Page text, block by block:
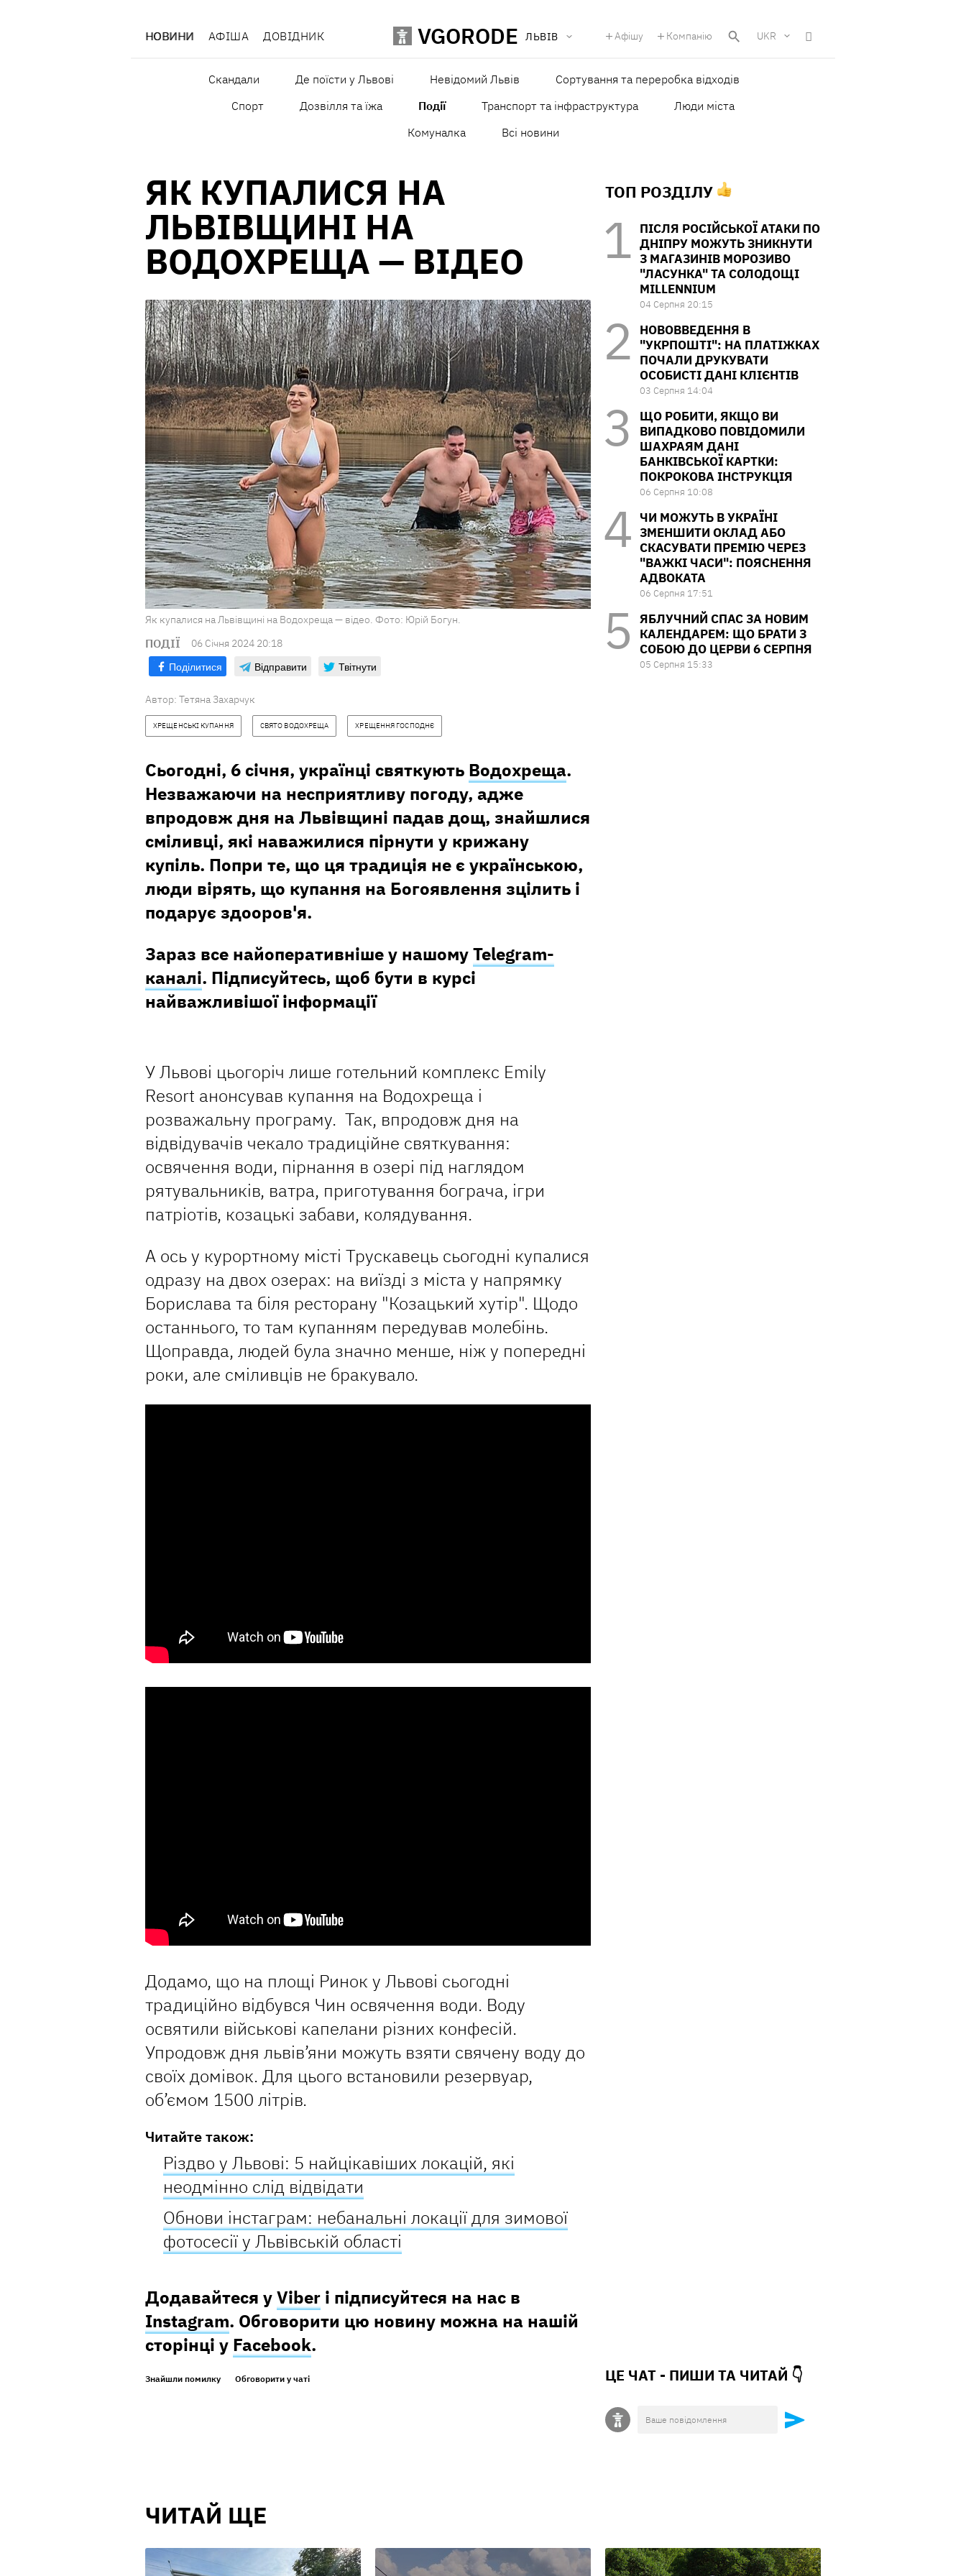
НОВИНИ АФІША ДОВІДНИК VGORODE ЛЬВІВ Афішу Компанію UKR
Скандали Де поїсти у Львові Невідомий Львів
Сортування та переробка відходів
Спорт
Дозвілля та їжа Події Транспорт та інфраструктура
Люди міста
Комуналка
Всі новини
ЯК КУПАЛИСЯ НА
ЛЬВІВЩИНІ НА
ВОДОХРЕЩА — ВІДЕО
Як купалися на Львівщині на Водохреща — відео. Фото: Юрій Богун.
ПОДІЇ 06 Сiчня 2024 20:18
Поділитися Відправити Твітнути
Автор: Тетяна Захарчук
ХРЕЩЕНСЬКІ КУПАННЯ СВЯТО ВОДОХРЕЩА ХРЕЩЕННЯ ГОСПОДНЄ
Сьогодні, 6 січня, українці святкують Водохреща.
Незважаючи на несприятливу погоду, адже
впродовж дня на Львівщині падав дощ, знайшлися
сміливці, які наважилися пірнути у крижану
купіль. Попри те, що ця традиція не є українською,
люди вірять, що купання на Богоявлення зцілить і
подарує здооров'я.
Зараз все найоперативніше у нашомуTelegram-
каналі. Підписуйтесь, щоб бути в курсі
найважливішої інформації
У Львові цьогоріч лише готельний комплекс Emily
Resort анонсував купання на Водохреща і
розважальну програму. Так, впродовж дня на
відвідувачів чекало традиційне святкування:
освячення води, пірнання в озері під наглядом
рятувальників, ватра, приготування бограча, ігри
патріотів, козацькі забави, колядування.
А ось у курортному місті Трускавець сьогодні купалися
одразу на двох озерах: на виїзді з міста у напрямку
Борислава та біля ресторану "Козацький хутір". Щодо
останнього, то там купанням передував молебінь.
Щоправда, людей була значно менше, ніж у попередні
роки, але сміливців не бракувало.
Додамо, що на площі Ринок у Львові сьогодні
традиційно відбувся Чин освячення води. Воду
освятили військові капелани різних конфесій.
Упродовж дня львів’яни можуть взяти свячену воду до
своїх домівок. Для цього встановили резервуар,
об’ємом 1500 літрів.
Читайте також:
Різдво у Львові: 5 найцікавіших локацій, які
неодмінно слід відвідати
Обнови інстаграм: небанальні локації для зимової
фотосесії у Львівській області
Додавайтеся уViber і підписуйтеся на нас в
Instagram. Обговорити цю новину можна на нашій
сторінці у Facebook.
Знайшли помилку Обговорити у чаті
ТОП РОЗДІЛУ
ПІСЛЯ РОСІЙСЬКОЇ АТАКИ ПО
ДНІПРУ МОЖУТЬ ЗНИКНУТИ
З МАГАЗИНІВ МОРОЗИВО
"ЛАСУНКА" ТА СОЛОДОЩІ
MILLENNIUM
04 Серпня 20:15
НОВОВВЕДЕННЯ В
"УКРПОШТІ": НА ПЛАТІЖКАХ
ПОЧАЛИ ДРУКУВАТИ
ОСОБИСТІ ДАНІ КЛІЄНТІВ
03 Серпня 14:04
ЩО РОБИТИ, ЯКЩО ВИ
ВИПАДКОВО ПОВІДОМИЛИ
ШАХРАЯМ ДАНІ
БАНКІВСЬКОЇ КАРТКИ:
ПОКРОКОВА ІНСТРУКЦІЯ
06 Серпня 10:08
ЧИ МОЖУТЬ В УКРАЇНІ
ЗМЕНШИТИ ОКЛАД АБО
СКАСУВАТИ ПРЕМІЮ ЧЕРЕЗ
"ВАЖКІ ЧАСИ": ПОЯСНЕННЯ
АДВОКАТА
06 Серпня 17:51
ЯБЛУЧНИЙ СПАС ЗА НОВИМ
КАЛЕНДАРЕМ: ЩО БРАТИ З
СОБОЮ ДО ЦЕРВИ 6 СЕРПНЯ
05 Серпня 15:33
ЦЕ ЧАТ - ПИШИ ТА ЧИТАЙ 👇
ЧИТАЙ ЩЕ